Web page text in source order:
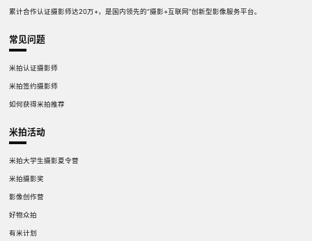
累计合作认证摄影师达20万+，是国内领先的“摄影+互联网”创新型影像服务平台。
常见问题
米拍认证摄影师
米拍签约摄影师
如何获得米拍推荐
米拍活动
米拍大学生摄影夏令营
米拍摄影奖
影像创作营
好物众拍
有米计划